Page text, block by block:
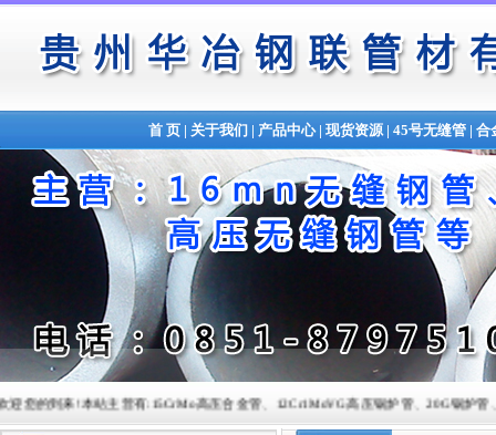
首 页| 关于我们 | 产品中心| 现货资源| 45号无缝管| 合
您的到来!本站主营有:15CrMo高压合金管、12Cr1MoVG高压锅炉管、20G锅炉管